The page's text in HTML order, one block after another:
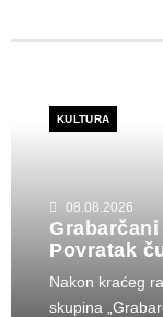
KULTURA
08.08.2026
Povratak
Nakon kraćeg
skupina